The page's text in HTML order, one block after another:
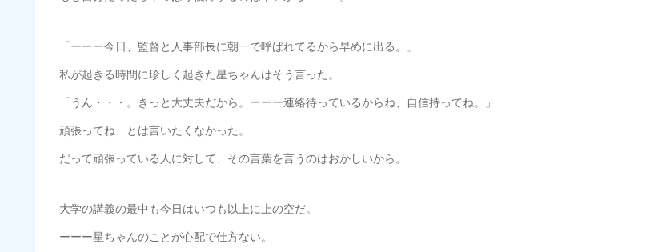
「ーーー今日、監督と人事部長に朝一で呼ばれてるから早めに出る。」
私が起きる時間に珍しく起きた星ちゃんはそう言った。
「うん・・・。きっと大丈夫だから。ーーー連絡待っているからね、自信持ってね。」
頑張ってね、とは言いたくなかった。
だって頑張っている人に対して、その言葉を言うのはおかしいから。
大学の講義の最中も今日はいつも以上に上の空だ。
ーーー星ちゃんのことが心配で仕方ない。